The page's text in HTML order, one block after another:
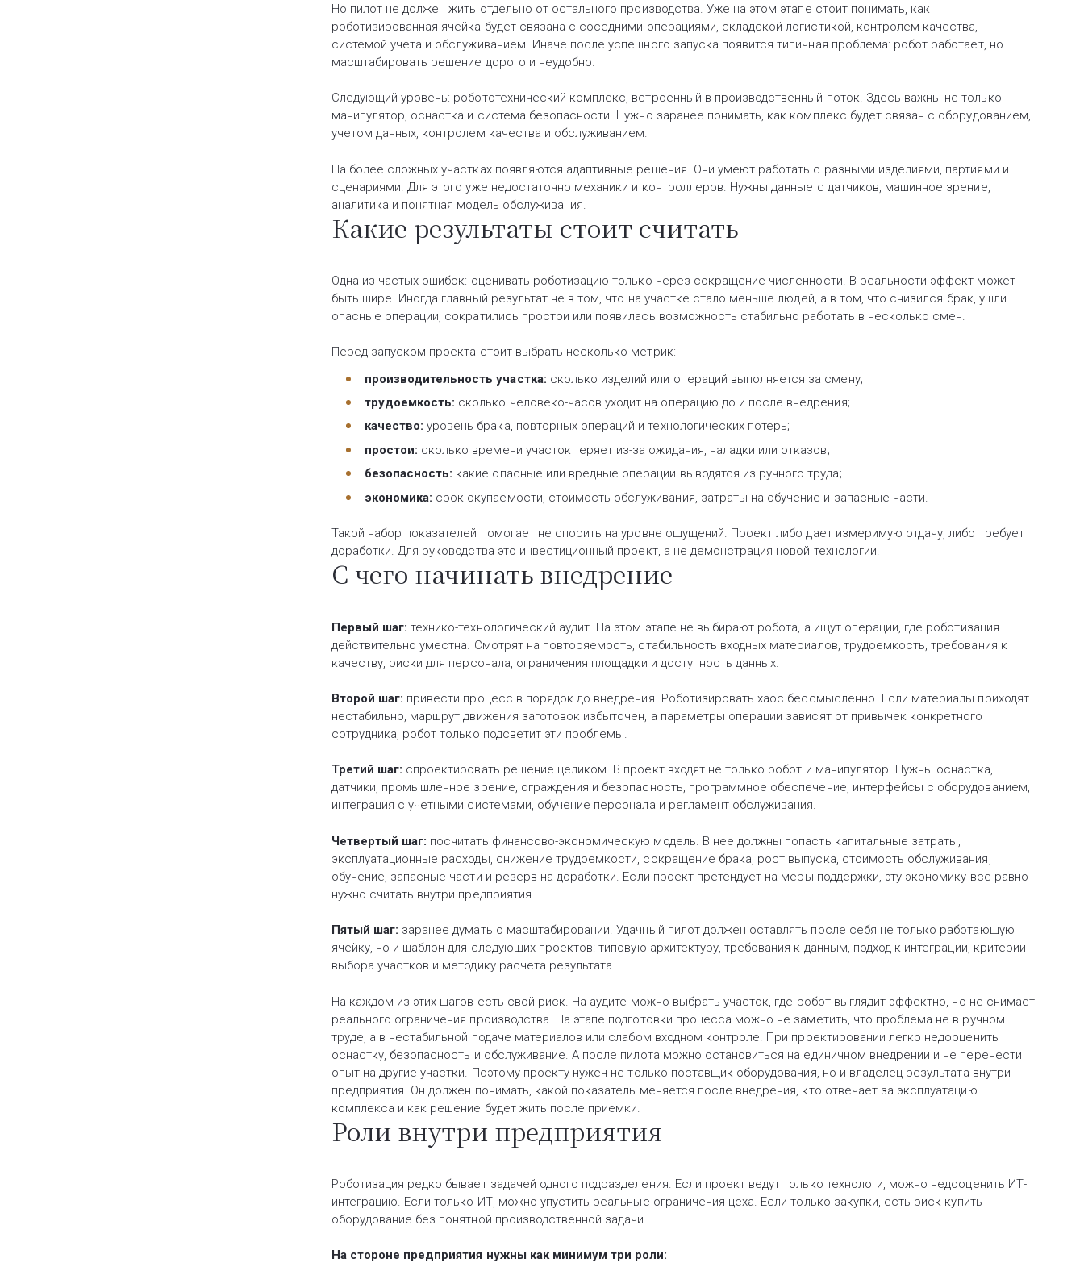
Но пилот не должен жить отдельно от остального производства. Уже на этом этапе стоит понимать, как
роботизированная ячейка будет связана с соседними операциями, складской логистикой, контролем качества,
системой учета и обслуживанием. Иначе после успешного запуска появится типичная проблема: робот работает, но
масштабировать решение дорого и неудобно.
Следующий уровень: робототехнический комплекс, встроенный в производственный поток. Здесь важны не только
манипулятор, оснастка и система безопасности. Нужно заранее понимать, как комплекс будет связан с оборудованием,
учетом данных, контролем качества и обслуживанием.
На более сложных участках появляются адаптивные решения. Они умеют работать с разными изделиями, партиями и
сценариями. Для этого уже недостаточно механики и контроллеров. Нужны данные с датчиков, машинное зрение,
аналитика и понятная модель обслуживания.
Какие результаты стоит считать
Одна из частых ошибок: оценивать роботизацию только через сокращение численности. В реальности эффект может
быть шире. Иногда главный результат не в том, что на участке стало меньше людей, а в том, что снизился брак, ушли
опасные операции, сократились простои или появилась возможность стабильно работать в несколько смен.
Перед запуском проекта стоит выбрать несколько метрик:
производительность участка: сколько изделий или операций выполняется за смену;
трудоемкость: сколько человеко-часов уходит на операцию до и после внедрения;
качество: уровень брака, повторных операций и технологических потерь;
простои: сколько времени участок теряет из-за ожидания, наладки или отказов;
безопасность: какие опасные или вредные операции выводятся из ручного труда;
экономика: срок окупаемости, стоимость обслуживания, затраты на обучение и запасные части.
Такой набор показателей помогает не спорить на уровне ощущений. Проект либо дает измеримую отдачу, либо требует
доработки. Для руководства это инвестиционный проект, а не демонстрация новой технологии.
С чего начинать внедрение
Первый шаг: технико-технологический аудит. На этом этапе не выбирают робота, а ищут операции, где роботизация
действительно уместна. Смотрят на повторяемость, стабильность входных материалов, трудоемкость, требования к
качеству, риски для персонала, ограничения площадки и доступность данных.
Второй шаг: привести процесс в порядок до внедрения. Роботизировать хаос бессмысленно. Если материалы приходят
нестабильно, маршрут движения заготовок избыточен, а параметры операции зависят от привычек конкретного
сотрудника, робот только подсветит эти проблемы.
Третий шаг: спроектировать решение целиком. В проект входят не только робот и манипулятор. Нужны оснастка,
датчики, промышленное зрение, ограждения и безопасность, программное обеспечение, интерфейсы с оборудованием,
интеграция с учетными системами, обучение персонала и регламент обслуживания.
Четвертый шаг: посчитать финансово-экономическую модель. В нее должны попасть капитальные затраты,
эксплуатационные расходы, снижение трудоемкости, сокращение брака, рост выпуска, стоимость обслуживания,
обучение, запасные части и резерв на доработки. Если проект претендует на меры поддержки, эту экономику все равно
нужно считать внутри предприятия.
Пятый шаг: заранее думать о масштабировании. Удачный пилот должен оставлять после себя не только работающую
ячейку, но и шаблон для следующих проектов: типовую архитектуру, требования к данным, подход к интеграции, критерии
выбора участков и методику расчета результата.
На каждом из этих шагов есть свой риск. На аудите можно выбрать участок, где робот выглядит эффектно, но не снимает
реального ограничения производства. На этапе подготовки процесса можно не заметить, что проблема не в ручном
труде, а в нестабильной подаче материалов или слабом входном контроле. При проектировании легко недооценить
оснастку, безопасность и обслуживание. А после пилота можно остановиться на единичном внедрении и не перенести
опыт на другие участки. Поэтому проекту нужен не только поставщик оборудования, но и владелец результата внутри
предприятия. Он должен понимать, какой показатель меняется после внедрения, кто отвечает за эксплуатацию
комплекса и как решение будет жить после приемки.
Роли внутри предприятия
Роботизация редко бывает задачей одного подразделения. Если проект ведут только технологи, можно недооценить ИТ-
интеграцию. Если только ИТ, можно упустить реальные ограничения цеха. Если только закупки, есть риск купить
оборудование без понятной производственной задачи.
На стороне предприятия нужны как минимум три роли: